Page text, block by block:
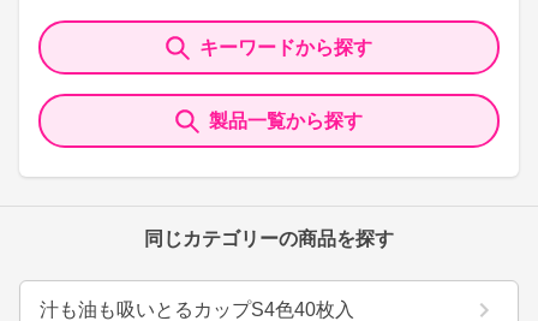
キーワードから探す
製品一覧から探す
同じカテゴリーの商品を探す
汁も油も吸いとるカップS4色40枚入